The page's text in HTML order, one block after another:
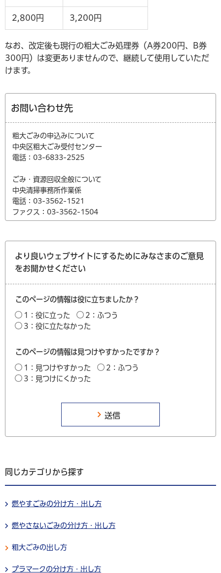
2,800円 3,200円
なお、改定後も現行の粗大ごみ処理券（A券200円、B券
300円）は変更ありませんので、継続して使用していただ
けます。
お問い合わせ先
粗大ごみの申込みについて
中央区粗大ごみ受付センター
電話：03-6833-2525
ごみ・資源回収全般について
中央清掃事務所作業係
電話：03-3562-1521
ファクス：03-3562-1504
より良いウェブサイトにするためにみなさまのご意見
をお聞かせください
このページの情報は役に立ちましたか？
1：役に立った
2：ふつう
3：役に立たなかった
このページの情報は見つけやすかったですか？
1：見つけやすかった
2：ふつう
3：見つけにくかった
同じカテゴリから探す
燃やすごみの分け方・出し方
燃やさないごみの分け方・出し方
粗大ごみの出し方
プラマークの分け方・出し方